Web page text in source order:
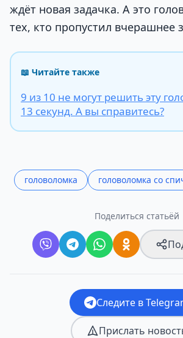
ждёт новая задачка. А это
тех, кто пропустил вчерашнее
📖 Читайте также
9 из 10 не могут решить эту
13 секунд. А вы справитесь?
головоломка головоломка со
Поделиться статьёй
Следите в
Прислать